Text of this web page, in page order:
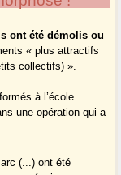
ont été démolis ou
« plus attractifs
collectifs) ».
à l’école
une opération qui a
(...) ont été